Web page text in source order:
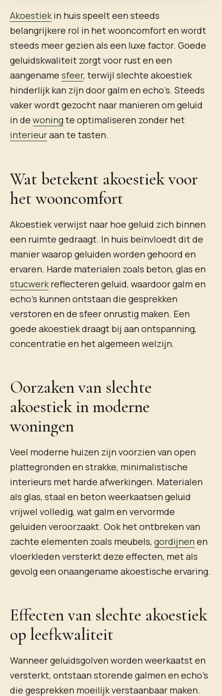
Akoestiekin huis speelt een steeds
belangrijkere rol in het wooncomfort en wordt
steeds meer gezien als een luxe factor. Goede
geluidskwaliteit zorgt voor rust en een
aangename sfeer, terwijl slechte akoestiek
hinderlijk kan zijn door galm en echo’s. Steeds
vaker wordt gezocht naar manieren om geluid
in de woningte optimaliseren zonder het
interieuraan te tasten.
Wat betekent akoestiek voor
het wooncomfort
Akoestiek verwijst naar hoe geluid zich binnen
een ruimte gedraagt. In huis beïnvloedt dit de
manier waarop geluiden worden gehoord en
ervaren. Harde materialen zoals beton, glas en
stucwerk reflecteren geluid, waardoor galm en
echo’s kunnen ontstaan die gesprekken
verstoren en de sfeer onrustig maken. Een
goede akoestiek draagt bij aan ontspanning,
concentratie en het algemeen welzijn.
Oorzaken van slechte
akoestiek in moderne
woningen
Veel moderne huizen zijn voorzien van open
plattegronden en strakke, minimalistische
interieurs met harde afwerkingen. Materialen
als glas, staal en beton weerkaatsen geluid
vrijwel volledig, wat galm en vervormde
geluiden veroorzaakt. Ook het ontbreken van
zachte elementen zoals meubels, gordijnen en
vloerkleden versterkt deze effecten, met als
gevolg een onaangename akoestische ervaring.
Effecten van slechte akoestiek
op leefkwaliteit
Wanneer geluidsgolven worden weerkaatst en
versterkt, ontstaan storende galmen en echo’s
die gesprekken moeilijk verstaanbaar maken.